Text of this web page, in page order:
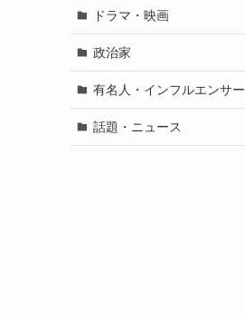
ドラマ・映画
政治家
有名人・インフルエンサー
話題・ニュース